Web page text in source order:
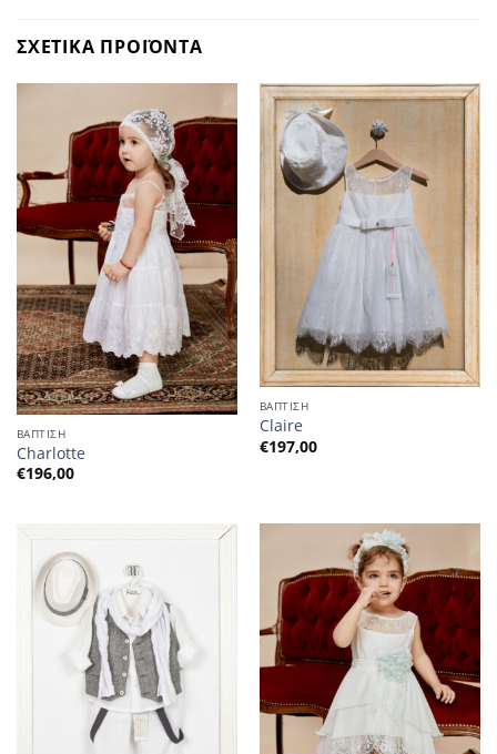
ΣΧΕΤΙΚΑ ΠΡΟΪΟΝΤΑ
ΒΑΠΤΙΣΗ
Charlotte
€196,00
ΒΑΠΤΙΣΗ
Claire
€197,00